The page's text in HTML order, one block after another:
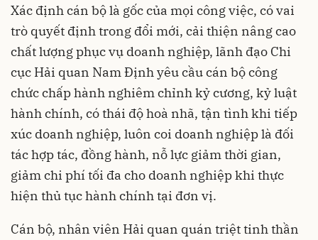
Xác định cán bộ là gốc của mọi công việc, có vai
trò quyết định trong đổi mới, cải thiện nâng cao
chất lượng phục vụ doanh nghiệp, lãnh đạo Chi
cục Hải quan Nam Định yêu cầu cán bộ công
chức chấp hành nghiêm chỉnh kỷ cương, kỷ luật
hành chính, có thái độ hoà nhã, tận tình khi tiếp
xúc doanh nghiệp, luôn coi doanh nghiệp là đối
tác hợp tác, đồng hành, nỗ lực giảm thời gian,
giảm chi phí tối đa cho doanh nghiệp khi thực
hiện thủ tục hành chính tại đơn vị.
Cán bộ, nhân viên Hải quan quán triệt tinh thần